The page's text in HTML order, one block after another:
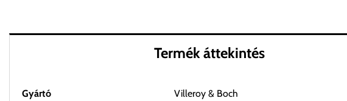
Termék áttekintés
Gyártó
Villeroy & Boch